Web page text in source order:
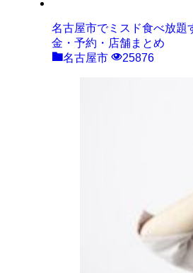
名古屋市でミスド食べ放題
金・予約・店舗まとめ
名古屋市
25876